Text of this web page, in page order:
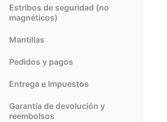
Estribos de seguridad (no
magnéticos)
Mantillas
Pedidos y pagos
Entrega e Impuestos
Garantía de devolución y
reembolsos